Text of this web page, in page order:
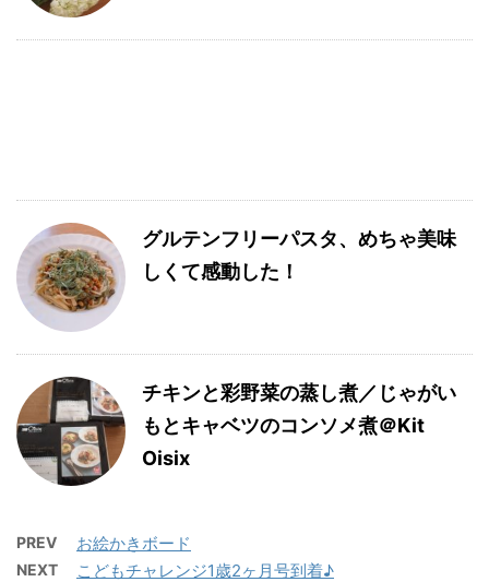
グルテンフリーパスタ、めちゃ美味
しくて感動した！
チキンと彩野菜の蒸し煮／じゃがい
もとキャベツのコンソメ煮＠Kit
Oisix
PREV お絵かきボード
NEXT こどもチャレンジ1歳2ヶ月号到着♪